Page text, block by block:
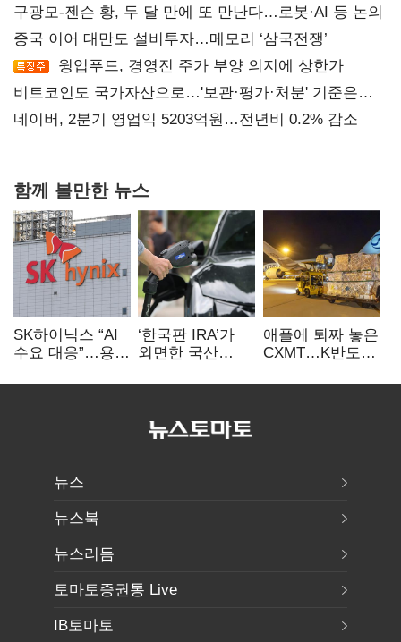
구광모-젠슨 황, 두 달 만에 또 만난다…로봇·AI 등 논의
중국 이어 대만도 설비투자…메모리 ‘삼국전쟁’
윙입푸드, 경영진 주가 부양 의지에 상한가
비트코인도 국가자산으로…'보관·평가·처분' 기준은
숙제
네이버, 2분기 영업익 5203억원…전년비 0.2% 감소
함께 볼만한 뉴스
SK하이닉스 “AI
수요 대응”…용인
투자
‘한국판 IRA’가
외면한 국산
실효성에 ‘의문’
애플에 퇴짜 놓은
CXMT…K반도체
뉴스
뉴스북
뉴스리듬
토마토증권통 Live
IB토마토